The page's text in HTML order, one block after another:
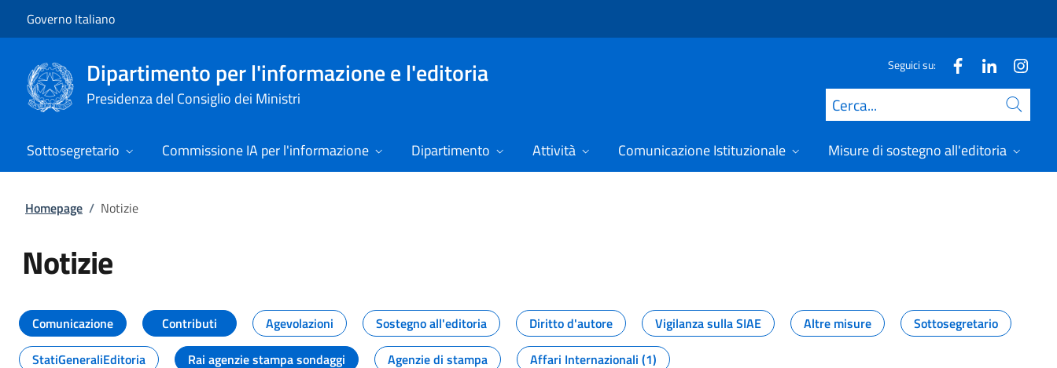
Governo Italiano
Dipartimento per l'informazione e l'editoria
Presidenza del Consiglio dei Ministri
Seguici su:
Cerca
Sottosegretario Commissione IA per l'informazione Dipartimento Attività Comunicazione Istituzionale Misure di sostegno all'editoria
Homepage / Notizie
Notizie
Tutti i contenuti della pagina Notizie
Comunicazione Contributi Agevolazioni Sostegno all'editoria Diritto d'autore Vigilanza sulla SIAE Altre misure
Sottosegretario
StatiGeneraliEditoria
Rai agenzie stampa sondaggi Agenzie di stampa Affari Internazionali (1)